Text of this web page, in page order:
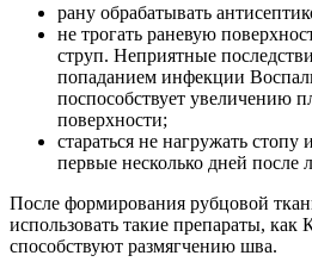
рану обрабатывать
не трогать раневую
струп. Неприятные
попаданием инфекции
поспособствует увеличению
поверхности;
стараться не нагружать стопу
первые несколько дней после
После формирования рубцовой
использовать такие препараты, как
способствуют размягчению шва.